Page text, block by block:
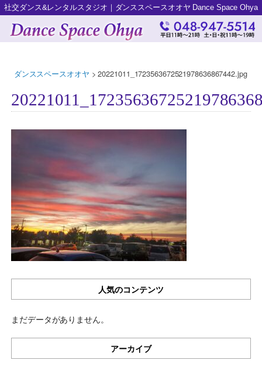
社交ダンス&レンタルスタジオ｜ダンススペースオオヤ Dance Space Ohya
ダンススペースオオヤ >20221011_1723563672521978636867442.jpg
人気のコンテンツ
まだデータがありません。
アーカイブ